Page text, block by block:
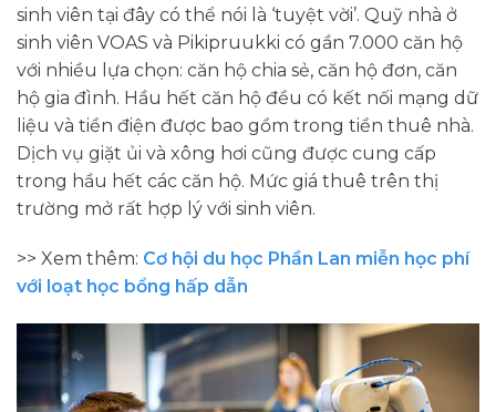
sinh viên tại đây có thể nói là ‘tuyệt vời’. Quỹ nhà ở
sinh viên VOAS và Pikipruukki có gần 7.000 căn hộ
với nhiều lựa chọn: căn hộ chia sẻ, căn hộ đơn, căn
hộ gia đình. Hầu hết căn hộ đều có kết nối mạng dữ
liệu và tiền điện được bao gồm trong tiền thuê nhà.
Dịch vụ giặt ủi và xông hơi cũng được cung cấp
trong hầu hết các căn hộ. Mức giá thuê trên thị
trường mở rất hợp lý với sinh viên.
>> Xem thêm: Cơ hội du học Phần Lan miễn học phí
với loạt học bổng hấp dẫn